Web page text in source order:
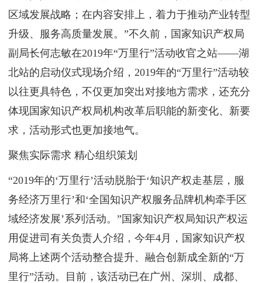
区域发展战略；在内容安排上，着力于推动产业转型
升级、服务高质量发展。”不久前，国家知识产权局
副局长何志敏在2019年“万里行”活动收官之站——湖
北站的启动仪式现场介绍，2019年的“万里行”活动较
以往更具特色，不仅更加突出对接地方需求，还充分
体现国家知识产权局机构改革后职能的新变化、新要
求，活动形式也更加接地气。
聚焦实际需求 精心组织策划
“2019年的‘万里行’活动脱胎于‘知识产权走基层，服
务经济万里行’和‘全国知识产权服务品牌机构牵手区
域经济发展’系列活动。”国家知识产权局知识产权运
用促进司有关负责人介绍，今年4月，国家知识产权
局将上述两个活动整合提升、融合创新成全新的“万
里行”活动。目前，该活动已在广州、深圳、成都、